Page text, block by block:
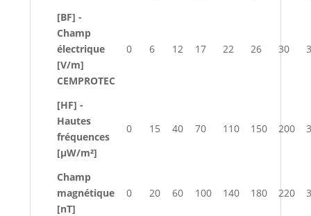
[BF] -
Champ
électrique
[V/m]
CEMPROTEC
0 6 12 17 22 26 30
[HF] -
Hautes
fréquences
[µW/m²]
0 15 40 70 110 150 200
Champ
magnétique
[nT]
0 20 60 100 140 180 220